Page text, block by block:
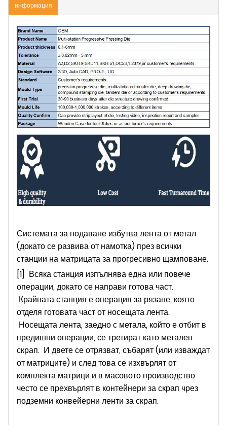
информация
Системата за подаване избутва лента от метал
(докато се развива от намотка) през всички
станции на матрицата за прогресивно щамповане.
[1] Всяка станция изпълнява една или повече
операции, докато се направи готова част.
Крайната станция е операция за рязане, която
отделя готовата част от носещата лента.
Носещата лента, заедно с метала, който е отбит в
предишни операции, се третират като метален
скрап. И двете се отрязват, събарят (или изваждат
от матриците) и след това се изхвърлят от
комплекта матрици и в масовото производство
често се прехвърлят в контейнери за скрап чрез
подземни конвейерни ленти за скрап.